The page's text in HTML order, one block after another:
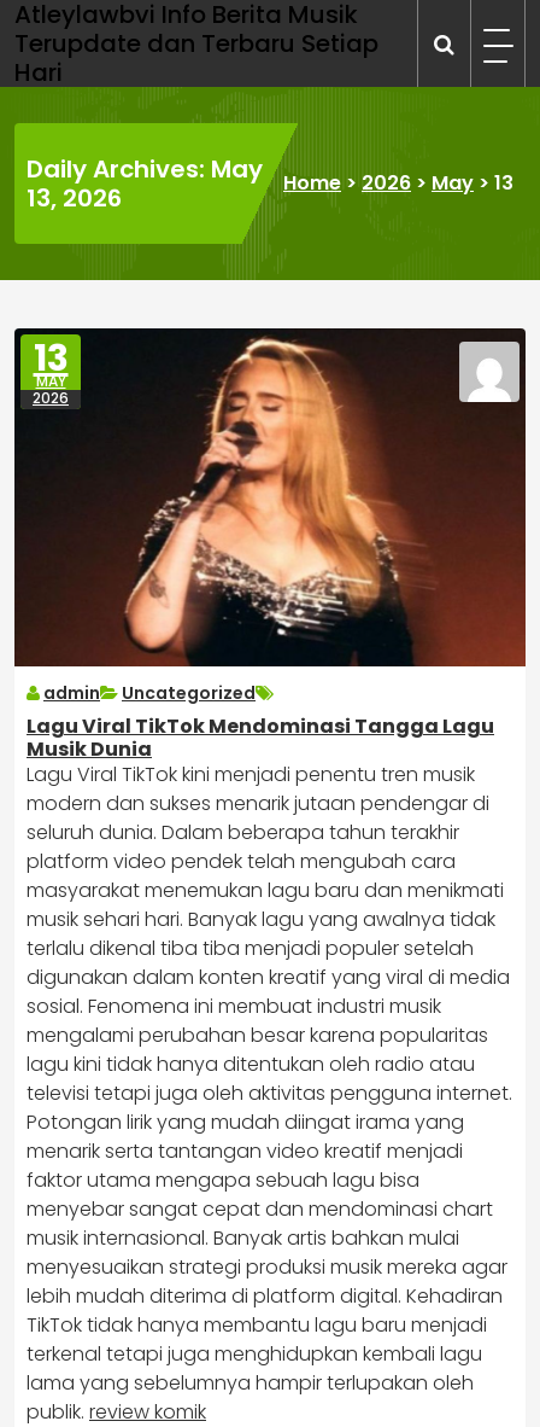
Skip
to
content
Atleylawbvi Info Berita Musik
Terupdate dan Terbaru Setiap
Hari
Daily Archives: May
13, 2026
Home > 2026 > May > 13
13
MAY
2026
admin Uncategorized
Lagu Viral TikTok Mendominasi Tangga Lagu
Musik Dunia
Lagu Viral TikTok kini menjadi penentu tren musik
modern dan sukses menarik jutaan pendengar di
seluruh dunia. Dalam beberapa tahun terakhir
platform video pendek telah mengubah cara
masyarakat menemukan lagu baru dan menikmati
musik sehari hari. Banyak lagu yang awalnya tidak
terlalu dikenal tiba tiba menjadi populer setelah
digunakan dalam konten kreatif yang viral di media
sosial. Fenomena ini membuat industri musik
mengalami perubahan besar karena popularitas
lagu kini tidak hanya ditentukan oleh radio atau
televisi tetapi juga oleh aktivitas pengguna internet.
Potongan lirik yang mudah diingat irama yang
menarik serta tantangan video kreatif menjadi
faktor utama mengapa sebuah lagu bisa
menyebar sangat cepat dan mendominasi chart
musik internasional. Banyak artis bahkan mulai
menyesuaikan strategi produksi musik mereka agar
lebih mudah diterima di platform digital. Kehadiran
TikTok tidak hanya membantu lagu baru menjadi
terkenal tetapi juga menghidupkan kembali lagu
lama yang sebelumnya hampir terlupakan oleh
publik. review komik